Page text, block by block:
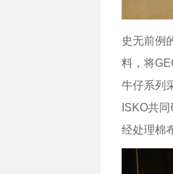
史无前例
料，将
牛仔系列
ISKO共
经处理棉